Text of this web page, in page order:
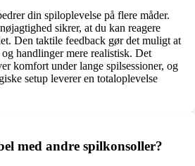
din spiloplevelse på flere måder.
sikrer, at du kan reagere
Den taktile feedback gør det muligt at
handlinger mere realistisk. Det
komfort under lange spilsessioner, og
setup leverer en totaloplevelse
med andre spilkonsoller?